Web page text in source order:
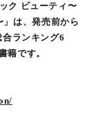
ク ビューティ〜
は、発売前から
ランキング6
籍です。